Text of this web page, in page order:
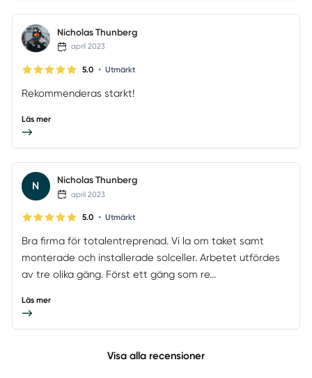
Nicholas Thunberg
april 2023
5.0 • Utmärkt
Rekommenderas starkt!
Läs mer
N Nicholas Thunberg
april 2023
5.0 • Utmärkt
Bra firma för totalentreprenad. Vi la om taket samt
monterade och installerade solceller. Arbetet utfördes
av tre olika gäng. Först ett gäng som re...
Läs mer
Visa alla recensioner